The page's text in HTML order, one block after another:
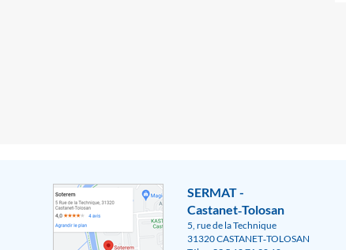
SERMAT -
Castanet‑Tolosan
5, rue de la Technique
31320 CASTANET‑TOLOSAN